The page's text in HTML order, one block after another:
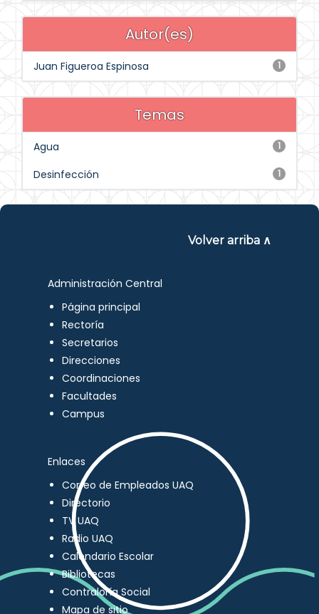
Autor(es)
1
Juan Figueroa Espinosa
Temas
1
Agua
1
Desinfección
Volver arriba ∧
Administración Central
Página principal
Rectoría
Secretarios
Direcciones
Coordinaciones
Facultades
Campus
Enlaces
Correo de Empleados UAQ
Directorio
TV UAQ
Radio UAQ
Calendario Escolar
Bibliotecas
Contraloría Social
Mapa de sitio